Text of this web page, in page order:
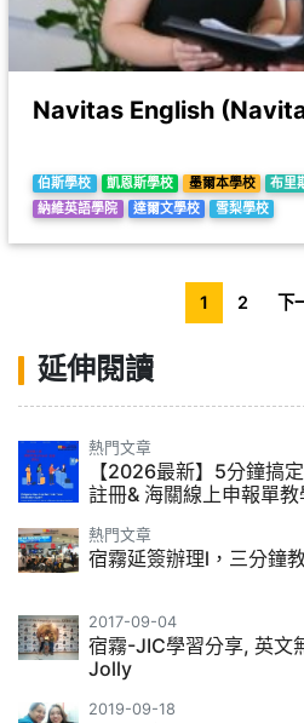
Navitas English
伯斯學校 凱恩斯學校 墨爾本學校 布里
納維英語學院
達爾文學校 雪梨學校
1 2 下
延伸閱讀
熱門文章
【2026最新】5分鐘搞
註冊& 海關線上申報單教
熱門文章
宿霧延簽辦理l，三分鐘
2017-09-04
宿霧-JIC學習分享, 英文
Jolly
2019-09-18